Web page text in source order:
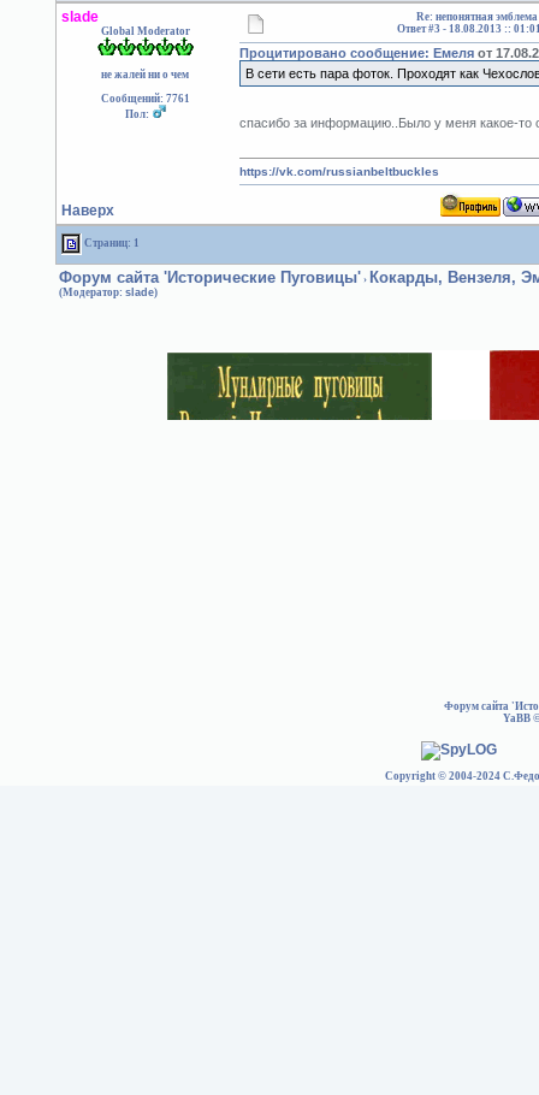
slade
Global Moderator
не жалей ни о чем
Сообщений: 7761
Пол:
Re: непонятная эмблема
Ответ #3 - 18.08.2013 ::
Процитировано сообщение: Емеля от
В сети есть пара фоток. Проходят как
спасибо за информацию..Было у меня какое-
Наверх
https://vk.com/russianbeltbuckles
Страниц: 1
Форум сайта 'Исторические Пуговицы' › Кокарды, Вензеля,
(Модератор: slade)
Форум сайта
YaBB
Copyright © 2004-2024